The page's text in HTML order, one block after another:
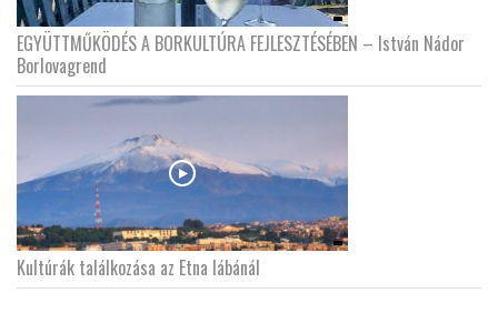
EGYÜTTMŰKÖDÉS A BORKULTÚRA FEJLESZTÉSÉBEN – István Nádor
Borlovagrend
Kultúrák találkozása az Etna lábánál